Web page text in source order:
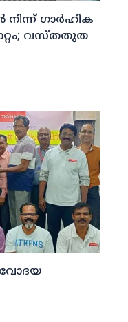
ഗാര്‍ഹിക
വസ്തതുത